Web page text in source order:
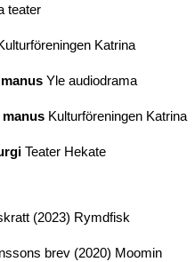
teater
Katrina
Yle audiodrama
manus Kulturföreningen Katrina
Teater Hekate
(2023) Rymdfisk
brev (2020) Moomin